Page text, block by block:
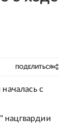
ПОДЕЛИТЬСЯ
с
нацгвардии